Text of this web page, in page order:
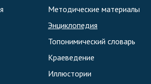
Методические материалы
Энциклопедия
Топонимический словарь
Краеведение
Иллюстории